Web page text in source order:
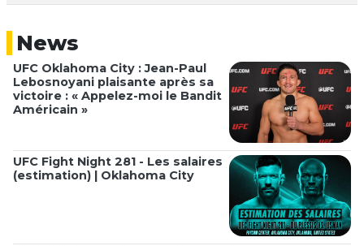
News
UFC Oklahoma City : Jean-Paul
Lebosnoyani plaisante après sa
victoire : « Appelez-moi le Bandit
Américain »
UFC Fight Night 281 - Les salaires
(estimation) | Oklahoma City